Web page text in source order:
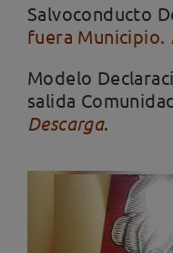
Salvoconducto
fuera Municipio.
Modelo
salida
Descarga.